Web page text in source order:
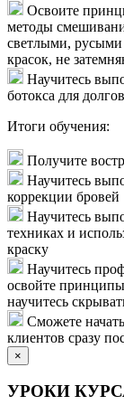
Освоите
методы
светлыми,
красок, не
Научитесь
ботокса для
Итоги обучения:
Получите
Научитесь
коррекции бровей
Научитесь
техниках и
краску
Научитесь
освойте
научитесь
Сможете
клиентов сразу
×
УРОКИ